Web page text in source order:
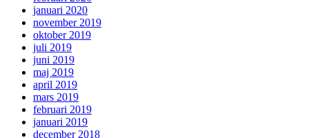
januari 2020
november 2019
oktober 2019
juli 2019
juni 2019
maj 2019
april 2019
mars 2019
februari 2019
januari 2019
december 2018